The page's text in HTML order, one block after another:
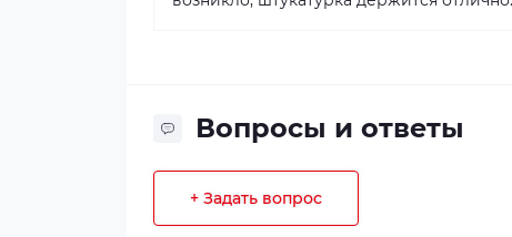
Вопросы и ответы
+ Задать вопрос